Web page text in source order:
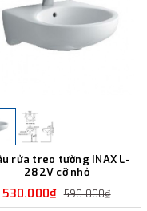
rửa treo tường INAX L-
282V cỡ nhỏ
530.000₫ 590.000₫